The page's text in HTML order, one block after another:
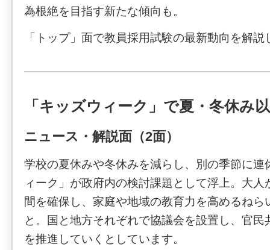
為根絶を目指す新たな傾向も。
「トップ」面で教員採用試験の最新動向を解説
「キッズウィーク」で夏・冬休み
ニュース・解説面（2面）
学校の夏休みや冬休みを減らし、別の季節に連
ィーク」が政府内の検討課題として浮上。大
間を確保し、家庭や地域の教育力を高めるねら
と。国と地方それぞれで協議会を設置し、官民
を推進していくとしています。